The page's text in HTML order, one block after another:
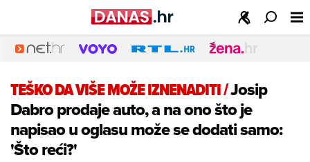
TEŠKO DA VIŠE MOŽE IZNENADITI/Josip
Dabro prodaje auto, a na ono što je
napisao u oglasu može se dodati samo:
'Što reći?'